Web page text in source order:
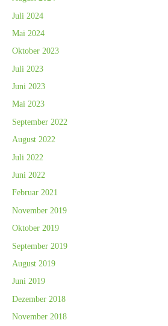
Juli 2024
Mai 2024
Oktober 2023
Juli 2023
Juni 2023
Mai 2023
September 2022
August 2022
Juli 2022
Juni 2022
Februar 2021
November 2019
Oktober 2019
September 2019
August 2019
Juni 2019
Dezember 2018
November 2018